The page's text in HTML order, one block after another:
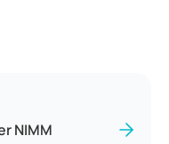
NIMM